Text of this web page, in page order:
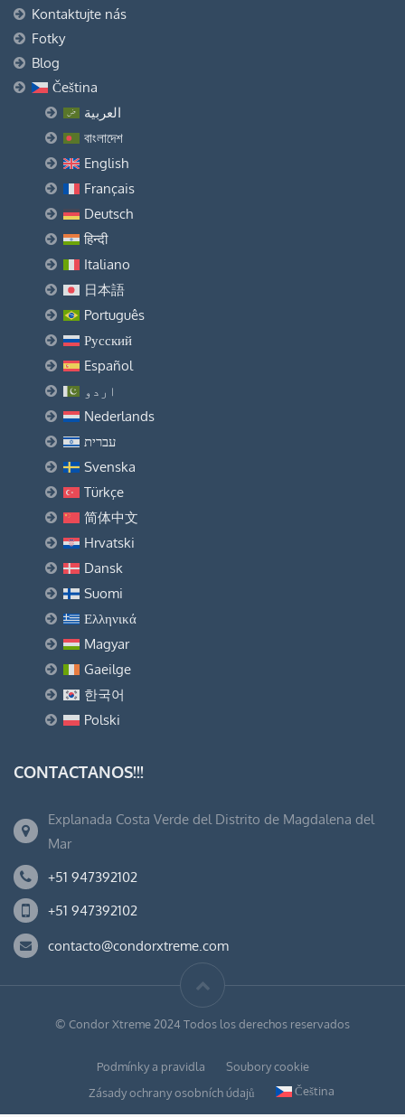
Kontaktujte nás
Fotky
Blog
Čeština
العربية
বাংলাদেশ
English
Français
Deutsch
हिन्दी
Italiano
日本語
Português
Русский
Español
اردو
Nederlands
עברית
Svenska
Türkçe
简体中文
Hrvatski
Dansk
Suomi
Ελληνικά
Magyar
Gaeilge
한국어
Polski
CONTACTANOS!!!
Explanada Costa Verde del Distrito de Magdalena del
Mar
+51 947392102
+51 947392102
contacto@condorxtreme.com
© Condor Xtreme 2024 Todos los derechos reservados
Podmínky a pravidla
Soubory cookie
Zásady ochrany osobních údajů
Čeština